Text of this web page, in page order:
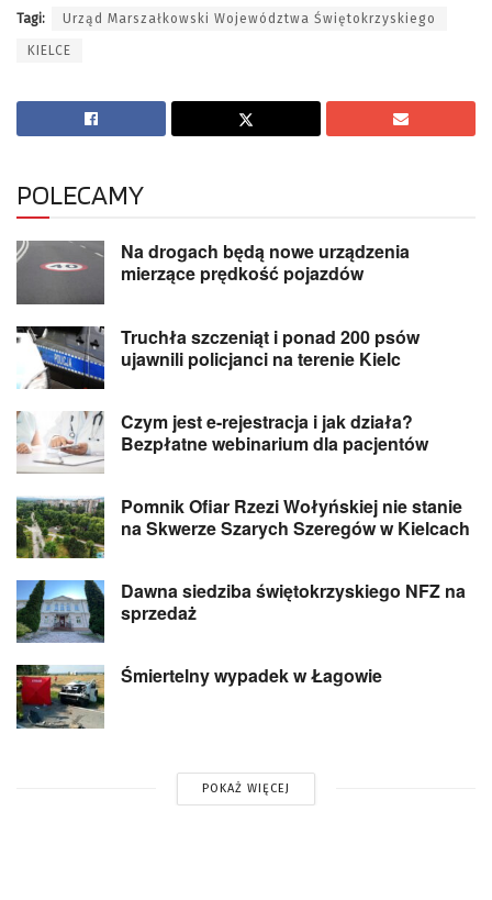
Tagi: Urząd Marszałkowski Województwa Świętokrzyskiego
KIELCE
POLECAMY
Na drogach będą nowe urządzenia
mierzące prędkość pojazdów
Truchła szczeniąt i ponad 200 psów
ujawnili policjanci na terenie Kielc
Czym jest e-rejestracja i jak działa?
Bezpłatne webinarium dla pacjentów
Pomnik Ofiar Rzezi Wołyńskiej nie stanie
na Skwerze Szarych Szeregów w Kielcach
Dawna siedziba świętokrzyskiego NFZ na
sprzedaż
Śmiertelny wypadek w Łagowie
POKAŻ WIĘCEJ